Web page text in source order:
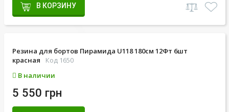
В КОРЗИНУ
Резина для бортов Пирамида U118 180см 12Фт 6шт
красная
Код 1650
В наличии
5 550 грн